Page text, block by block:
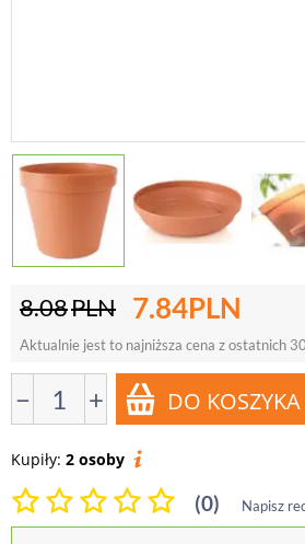
8.08PLN 7.84PLN
Aktualnie jest to najniższa cena z ostatnich
− +
Kupiły: 2 osoby
(0) Napisz